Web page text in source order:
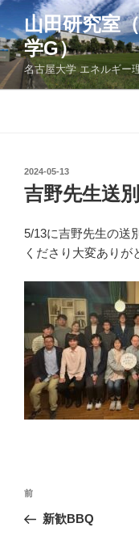
コ
ン
テ
ン
ツ
山田研究室
学G）
名古屋大学 エネルギー
投
稿
日:
2024-05-13
吉野先生送
5/13に吉野先生の送
くださり大変ありが
投
ナ
前
の
前
新歓BBQ